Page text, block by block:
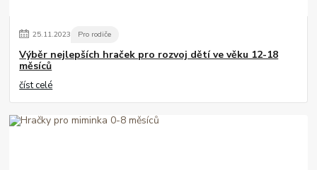
25.11.2023 Pro rodiče
Výběr nejlepších hraček pro rozvoj dětí ve věku 12-18
měsíců
číst celé